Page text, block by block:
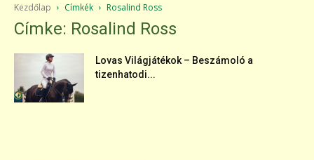
Kezdőlap Címkék Rosalind Ross
Címke: Rosalind Ross
Lovas Világjátékok – Beszámoló a
tizenhatodi...